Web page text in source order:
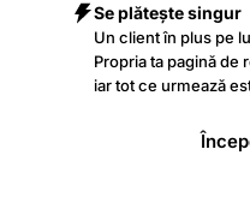
Se plătește singur
Un client în plus pe
Propria ta pagină de
iar tot ce urmează